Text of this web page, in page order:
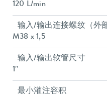
120 L/min
输入/输出连接螺纹（外
M38 x 1,5
输入/输出软管尺寸
1″
最小灌注容积